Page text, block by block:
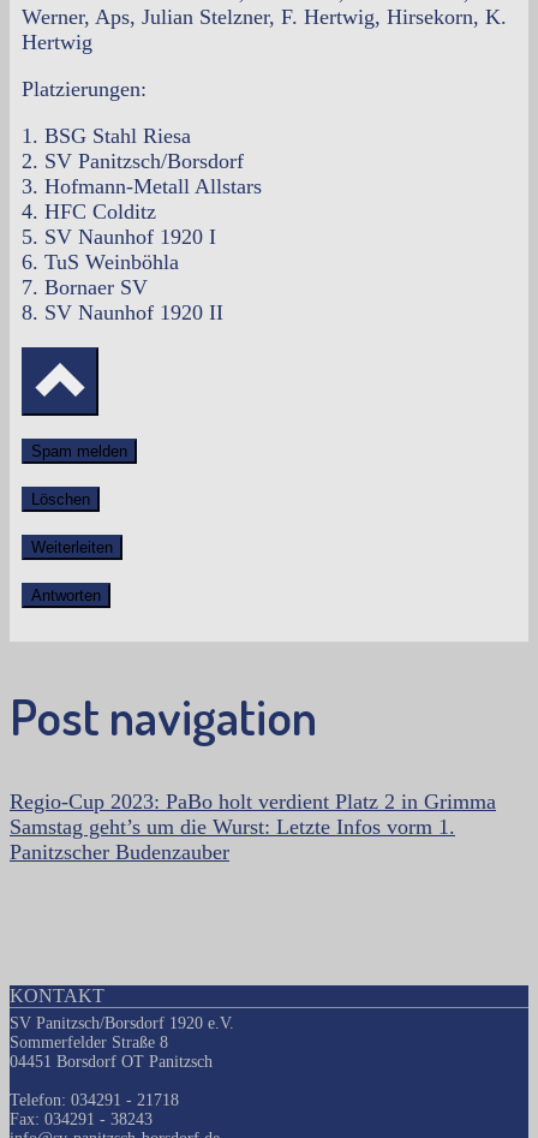
Werner, Aps, Julian Stelzner, F. Hertwig, Hirsekorn, K.
Hertwig
Platzierungen:
1. BSG Stahl Riesa
2. ⁠SV Panitzsch/Borsdorf
3. ⁠Hofmann-Metall Allstars
4. ⁠HFC Colditz
5. ⁠SV Naunhof 1920 I
6. ⁠TuS Weinböhla
7. ⁠Bornaer SV
8. ⁠SV Naunhof 1920 II
Spam melden
Löschen
Weiterleiten
Antworten
Post navigation
Regio-Cup 2023: PaBo holt verdient Platz 2 in Grimma
Samstag geht’s um die Wurst: Letzte Infos vorm 1.
Panitzscher Budenzauber
KONTAKT
SV Panitzsch/Borsdorf 1920 e.V.
Sommerfelder Straße 8
04451 Borsdorf OT Panitzsch
Telefon: 034291 - 21718
Fax: 034291 - 38243